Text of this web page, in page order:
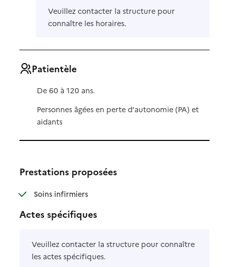
Veuillez contacter la structure pour
connaître les horaires.
Patientèle
De 60 à 120 ans.
Personnes âgées en perte d'autonomie (PA) et
aidants
Prestations proposées
Soins infirmiers: disponible
: non disponible
Actes spécifiques
Veuillez contacter la structure pour connaître
les actes spécifiques.